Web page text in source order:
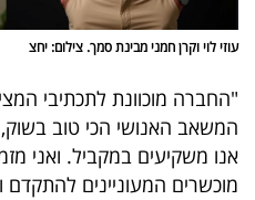
אחרינו:
עוזי לוי וקרן חמני מבינת סמך. צילום: יחצ
"החברה מוכוונת לתכתיבי
המשאב האנושי הכי טוב בשוק,
אנו משקיעים במקביל. ואני
מוכשרים המעוניינים